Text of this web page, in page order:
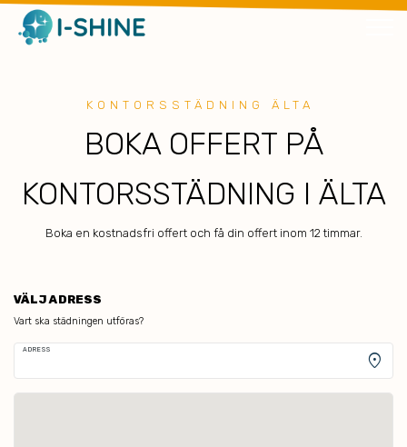
KONTORSSTÄDNING ÄLTA
BOKA OFFERT PÅ
KONTORSSTÄDNING I ÄLTA
Boka en kostnadsfri offert och få din offert inom 12 timmar.
VÄLJ ADRESS
Vart ska städningen utföras?
ADRESS
location_on